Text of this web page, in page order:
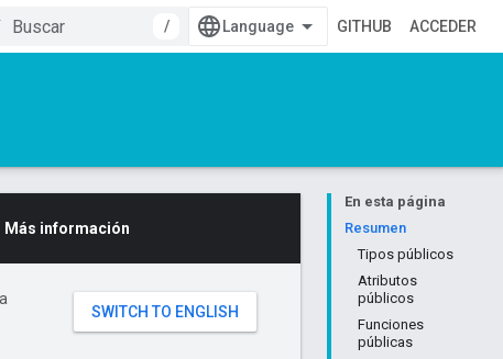
/
GITHUB ACCEDER
En esta página
Resumen
Tipos públicos
Atributos
públicos
Funciones
públicas
Más información